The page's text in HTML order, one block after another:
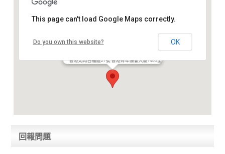
香港北角百福道21號 香港青年協會大廈1402室
This page can't load Google Maps correctly.
Do you own this website? OK
回報問題